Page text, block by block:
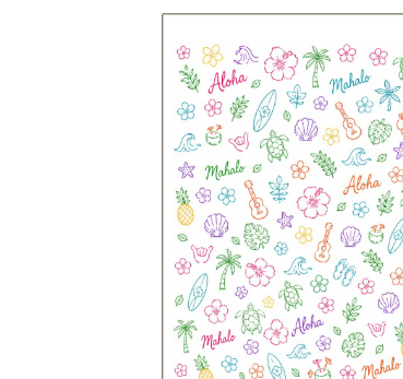
ピンク
ブルー
ネイビー
レッド
イエロー
オレンジ
グリーン
パープル
ブラウン
グレー
ブラック
ゴールド
シルバー
ホワイト
グラデーシ
その他